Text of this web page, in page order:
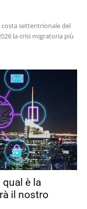
costa settentrionale del
la crisi migratoria più
è la
il nostro